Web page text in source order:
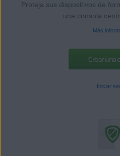
Proteja sus dispositivos de
una consola
Más
Crear una
Iniciar